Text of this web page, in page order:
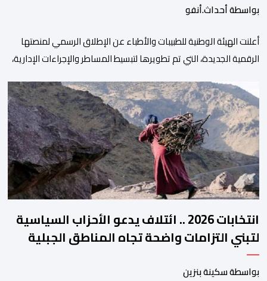
بواسطة أحداث.أنفو
أعلنت الهيئة الوطنية للطبيبات والأطباء عن الإطلاق الرسمي لمنصتها
الرقمية الجديدة، التي تم تطويرها لتبسيط المساطر والإجراءات الإدارية،
والمجالس الجهوية للهيئة إلى جانب الهيئة الوطنية. وذكر بلاغ للهيئة أن
هذه المنصة، التي تم إطلاقها في إطار استراتيجيتها الرامية إلى التحديث
والتحول الرقمي، تشكل خطوة مهمة في […]
انتخابات 2026 .. ائتلاف يدعو الأحزاب السياسية
لتبني التزامات واضحة تجاه المناطق الجبلية
بواسطة سكينة بنزين